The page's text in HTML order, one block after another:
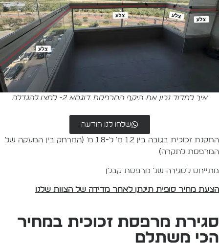
איך למדוד נכון את היקף המרפסת דוגמא 2- לחצו להגדלה
שלחו לנו הודעה
התקנת זכוכית בגובה בין 1.2 מ' ל-1.8 מ' (המרחק בין המעקה של
לתקרה)
לסגירה של מרפסת קבלן
מחיר סופית תינתן לאחר מדידה של הצוות שלנו
מרפסת זכוכית במחיר
משתלם